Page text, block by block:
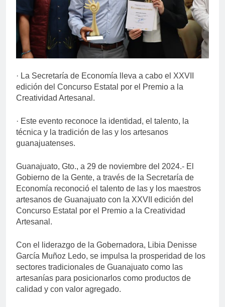
· La Secretaría de Economía lleva a cabo el XXVII
edición del Concurso Estatal por el Premio a la
Creatividad Artesanal.
· Este evento reconoce la identidad, el talento, la
técnica y la tradición de las y los artesanos
guanajuatenses.
Guanajuato, Gto., a 29 de noviembre del 2024.- El
Gobierno de la Gente, a través de la Secretaría de
Economía reconoció el talento de las y los maestros
artesanos de Guanajuato con la XXVII edición del
Concurso Estatal por el Premio a la Creatividad
Artesanal.
Con el liderazgo de la Gobernadora, Libia Denisse
García Muñoz Ledo, se impulsa la prosperidad de los
sectores tradicionales de Guanajuato como las
artesanías para posicionarlos como productos de
calidad y con valor agregado.